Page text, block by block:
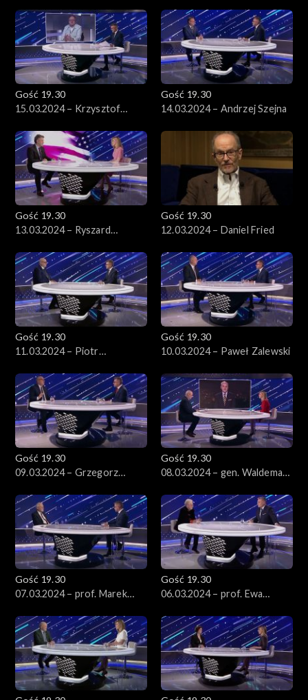
Gość 19.30
15.03.2024 – Krzysztof
Gość 19.30
14.03.2024 – Andrzej Szejna
Gość 19.30
13.03.2024 – Ryszard
Gość 19.30
12.03.2024 – Daniel Fried
Gość 19.30
11.03.2024 – Piotr
Gość 19.30
10.03.2024 – Paweł Zalewski
Gość 19.30
09.03.2024 – Grzegorz
Gość 19.30
08.03.2024 – gen. Waldemar
Bieniek
Gość 19.30
07.03.2024 – prof. Marek
Gość 19.30
06.03.2024 – prof. Ewa